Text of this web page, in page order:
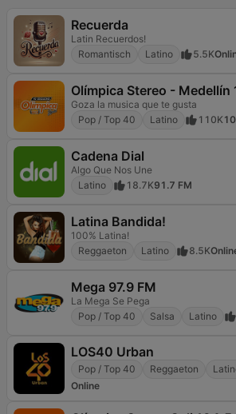
Recuerda
Latin Recuerdos!
Romantisch
Latino 5.5K
Olímpica Stereo - Medellín
Goza la musica que te gusta
Pop / Top 40
Latino 110K
Cadena Dial
Algo Que Nos Une
Latino
18.7K91.7 FM
Latina Bandida!
100% Latina!
Reggaeton
Latino 8.5K
Mega 97.9 FM
La Mega Se Pega
Pop / Top 40
Salsa Latino
LOS40 Urban
Pop / Top 40 Reggaeton
Online